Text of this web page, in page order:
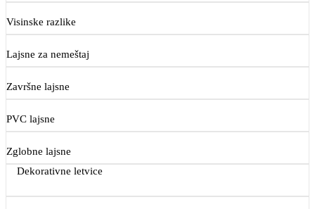
Visinske razlike
Lajsne za nemeštaj
Završne lajsne
PVC lajsne
Zglobne lajsne
Dekorativne letvice